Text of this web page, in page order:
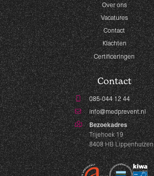
Over ons
Vacatures
Contact
Klachten
Certificeringen
Contact
085-044 12 44
info@medprevent.nl
Bezoekadres
Trijehoek 19
8408 HB Lippenhuizen